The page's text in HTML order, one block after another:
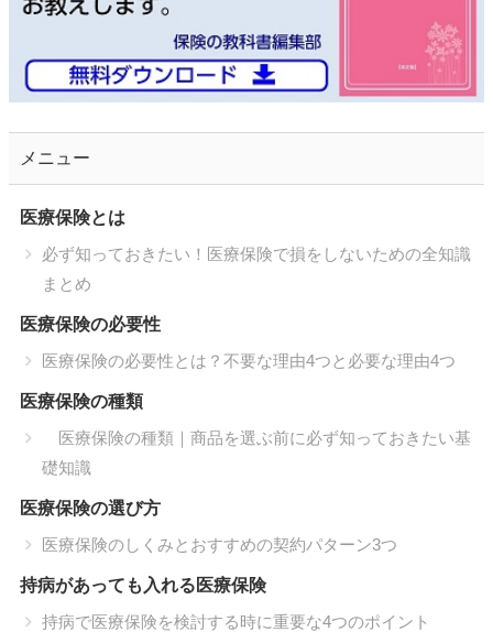
メニュー
医療保険とは
必ず知っておきたい！医療保険で損をしないための全知識
まとめ
医療保険の必要性
医療保険の必要性とは？不要な理由4つと必要な理由4つ
医療保険の種類
医療保険の種類｜商品を選ぶ前に必ず知っておきたい基
礎知識
医療保険の選び方
医療保険のしくみとおすすめの契約パターン3つ
持病があっても入れる医療保険
持病で医療保険を検討する時に重要な4つのポイント